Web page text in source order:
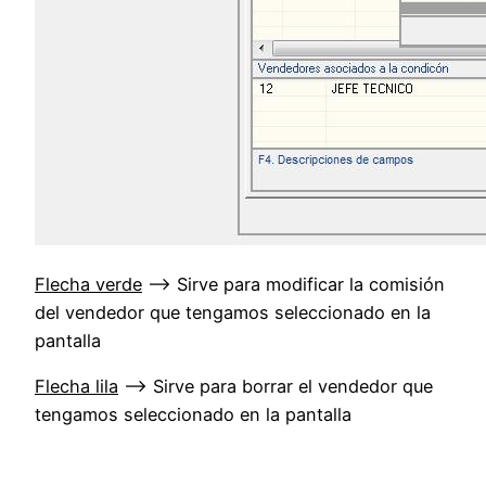
Flecha verde –> Sirve para modificar la comisión
del vendedor que tengamos seleccionado en la
pantalla
Flecha lila –> Sirve para borrar el vendedor que
tengamos seleccionado en la pantalla